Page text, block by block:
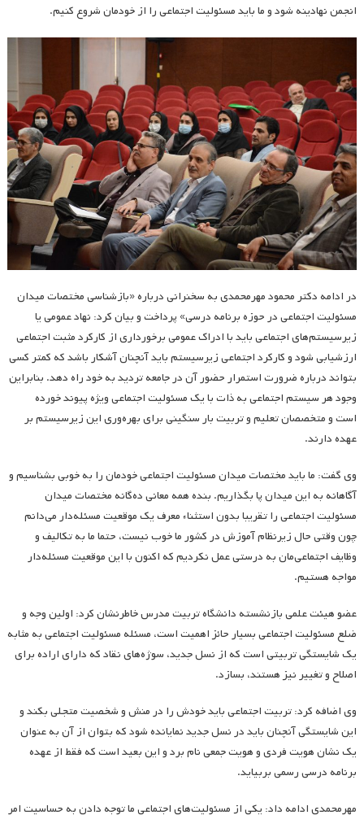
انجمن نهادینه شود و ما باید مسئولیت اجتماعی را از خودمان شروع کنیم.
در ادامه دکتر محمود مهرمحمدی به سخنرانی درباره «بازشناسی مختصات میدان
مسئولیت اجتماعی در حوزه برنامه درسی» پرداخت و بیان کرد: نهاد عمومی یا
زیرسیستم‌های اجتماعی باید با ادراک عمومی برخورداری از کارکرد مثبت اجتماعی
ارزشیابی شود و کارکرد اجتماعی زیرسیستم باید آنچنان آشکار باشد که کمتر کسی
بتواند درباره ضرورت استمرار حضور آن در جامعه تردید به خود راه دهد. بنابراین
وجود هر سیستم اجتماعی به ذات با یک مسئولیت اجتماعی ویژه پیوند خورده
است و متخصصان تعلیم و تربیت بار سنگینی برای بهره‌وری این زیرسیستم بر
عهده دارند.
وی گفت: ما باید مختصات میدان مسئولیت اجتماعی خودمان را به خوبی بشناسیم و
آگاهانه به این میدان پا بگذاریم. بنده همه معانی ده‌گانه مختصات میدان
مسئولیت اجتماعی را تقریبا بدون استثناء معرف یک موقعیت مسئله‌دار می‌دانم
چون وقتی حال زیرنظام آموزش در کشور ما خوب نیست، حتما ما به تکالیف و
وظایف اجتماعی‌مان به درستی عمل نکردیم که اکنون با این موقعیت مسئله‌دار
مواجه هستیم.
عضو هیئت علمی بازنشسته دانشگاه تربیت مدرس خاطرنشان کرد: اولین وجه و
ضلع مسئولیت اجتماعی بسیار حائز اهمیت است، مسئله مسئولیت اجتماعی به مثابه
یک شایستگی تربیتی است که از نسل جدید، سوژه‌های نقاد که دارای اراده برای
اصلاح و تغییر نیز هستند، بسازد.
وی اضافه کرد: تربیت اجتماعی باید خودش را در منش و شخصیت متجلی بکند و
این شایستگی آنچنان باید در نسل جدید نمایانده شود که بتوان از آن به عنوان
یک نشان هویت فردی و هویت جمعی نام برد و این بعید است که فقط از عهده
برنامه درسی رسمی بربیاید.
مهرمحمدی ادامه داد: یکی از مسئولیت‌های اجتماعی ما توجه دادن به حساسیت امر